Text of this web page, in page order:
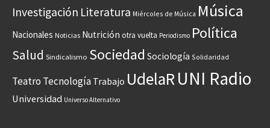
Investigación Literatura Miércoles de Música Música
Nacionales Noticias Nutrición otra vuelta Periodismo Política
Salud Sindicalismo Sociedad Sociología Solidaridad
Teatro Tecnología Trabajo UdelaRUNI Radio
Universidad Universo Alternativo